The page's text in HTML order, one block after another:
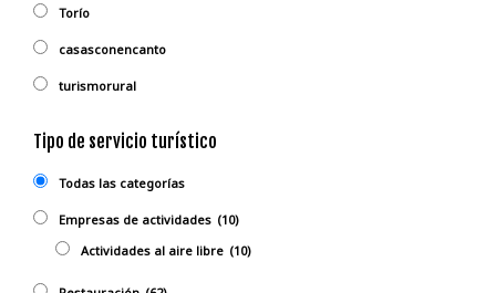
Torío
casasconencanto
turismorural
Tipo de servicio turístico
Todas las categorías
Empresas de actividades (10)
Actividades al aire libre (10)